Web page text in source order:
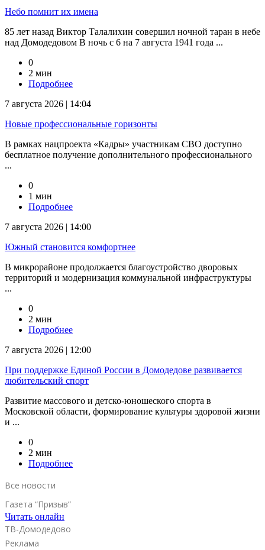
Небо помнит их имена
85 лет назад Виктор Талалихин совершил ночной таран в небе
над Домодедовом В ночь с 6 на 7 августа 1941 года ...
0
2 мин
Подробнее
7 августа 2026 | 14:04
Новые профессиональные горизонты
В рамках нацпроекта «Кадры» участникам СВО доступно
бесплатное получение дополнительного профессионального
...
0
1 мин
Подробнее
7 августа 2026 | 14:00
Южный становится комфортнее
В микрорайоне продолжается благоустройство дворовых
территорий и модернизация коммунальной инфраструктуры
...
0
2 мин
Подробнее
7 августа 2026 | 12:00
При поддержке Единой России в Домодедове развивается
любительский спорт
Развитие массового и детско-юношеского спорта в
Московской области, формирование культуры здоровой жизни
и ...
0
2 мин
Подробнее
Все новости
Газета “Призыв”
Читать онлайн
ТВ-Домодедово
Реклама